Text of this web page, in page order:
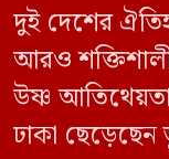
দুই দেশের
আরও
উষ্ণ
ঢাকা ছেড়েছেন